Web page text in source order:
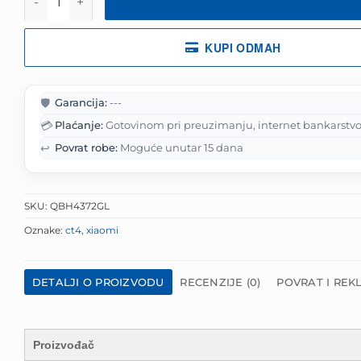
KUPI ODMAH
🛡️ Garancija:---
💳 Plaćanje:Gotovinom pri preuzimanju, internet
↩️ Povrat robe: Moguće unutar 15 dana
SKU: QBH4372GL
Oznake: ct4, xiaomi
DETALJI O PROIZVODU RECENZIJE (0) POVRAT I
Proizvođač